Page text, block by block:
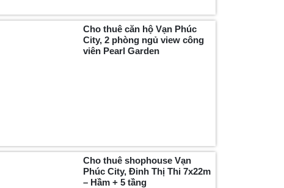
Cho thuê căn hộ Vạn Phúc
City, 2 phòng ngủ view công
viên Pearl Garden
Cho thuê shophouse Vạn
Phúc City, Đinh Thị Thi 7x22m
– Hầm + 5 tầng